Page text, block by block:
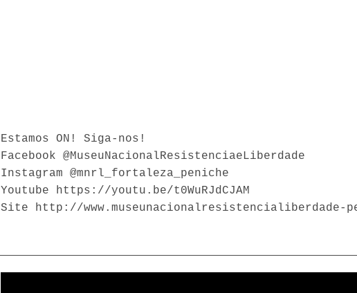
Estamos ON! Siga-nos!
Facebook @MuseuNacionalResistenciaeLiberdade
Instagram @mnrl_fortaleza_peniche
Youtube https://youtu.be/t0WuRJdCJAM
Site http://www.museunacionalresistencialiberdade-